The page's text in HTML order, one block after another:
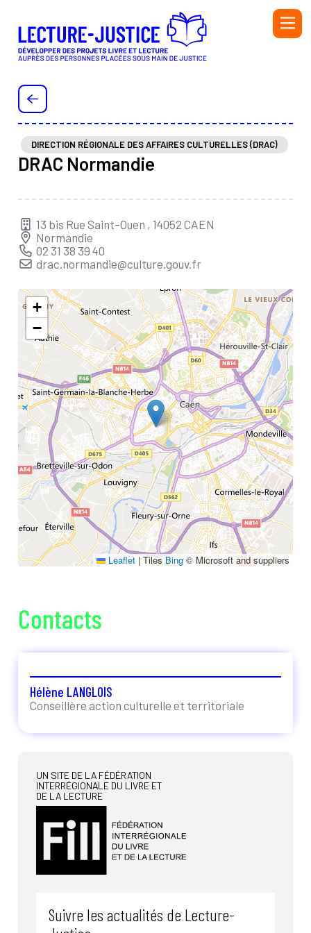
DIRECTION RÉGIONALE DES AFFAIRES CULTURELLES (DRAC)
DRAC Normandie
13 bis Rue Saint-Ouen , 14052 CAEN
Normandie
02 31 38 39 40
drac.normandie@culture.gouv.fr
+
−
Leaflet |TilesBing© Microsoft and suppliers
Contacts
Hélène LANGLOIS
Conseillère action culturelle et territoriale
UN SITE DE LA FÉDÉRATION
INTERRÉGIONALE DU LIVRE ET
DE LA LECTURE
Suivre les actualités de Lecture-
PERSONNEL DE L'ADMINISTRATION PÉNITENTIAIRE ET
DE L'ÉDUCATION NATIONALE
PERSONNEL DE LA PROTECTION JUDICIAIRE DE LA
JEUNESSE (PJJ), DU SECTEUR ASSOCIATIF HABILITÉ
(SAH) ET DE L'ÉDUCATION NATIONALE
BÉNÉVOLE OU SALARIÉ·E D’UNE ASSOCIATION
AUTEUR OU AUTRICE
INTERVENANT·E
Initiatives Ressources
Annuaire Glossaire
À propos Contact
Rechercher